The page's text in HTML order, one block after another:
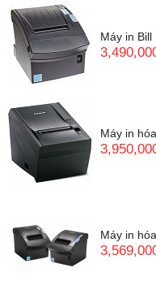
Máy in Bill
Máy in
Máy in